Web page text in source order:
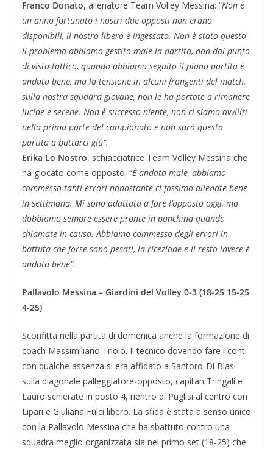
Franco Donato, allenatore Team Volley Messina: “Non è
un anno fortunato i nostri due opposti non erano
disponibili, il nostro libero è ingessato. Non è stato questo
il problema abbiamo gestito male la partita, non dal punto
di vista tattico, quando abbiamo seguito il piano partita è
andata bene, ma la tensione in alcuni frangenti del match,
sulla nostra squadra giovane, non le ha portate a rimanere
lucide e serene. Non è successo niente, non ci siamo avviliti
nella prima parte del campionato e non sarà questa
partita a buttarci giù”.
Erika Lo Nostro, schiacciatrice Team Volley Messina che
ha giocato come opposto: “È andata male, abbiamo
commesso tanti errori nonostante ci fossimo allenate bene
in settimana. Mi sono adattata a fare l’opposto oggi, ma
dobbiamo sempre essere pronte in panchina quando
chiamate in causa. Abbiamo commesso degli errori in
battuta che forse sono pesati, la ricezione e il resto invece è
andata bene”.
Pallavolo Messina – Giardini del Volley 0-3 (18-25 15-25
4-25)
Sconfitta nella partita di domenica anche la formazione di
coach Massimiliano Triolo. Il tecnico dovendo fare i conti
con qualche assenza si era affidato a Santoro-Di Blasi
sulla diagonale palleggiatore-opposto, capitan Tringali e
Lauro schierate in posto 4, rientro di Puglisi al centro con
Lipari e Giuliana Fulci libero. La sfida è stata a senso unico
con la Pallavolo Messina che ha sbattuto contro una
squadra meglio organizzata sia nel primo set (18-25) che